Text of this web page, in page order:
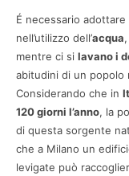
É necessario
nell’utilizzo dell’acqua
mentre ci si lavano i
abitudini di un popolo
Considerando che in
120 giorni l’anno, la
di questa sorgente
che a Milano un
levigate può